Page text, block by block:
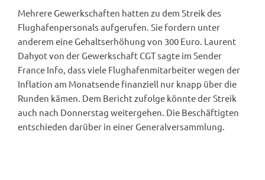
Mehrere Gewerkschaften hatten zu dem Streik des
Flughafenpersonals aufgerufen. Sie fordern unter
anderem eine Gehaltserhöhung von 300 Euro. Laurent
Dahyot von der Gewerkschaft CGT sagte im Sender
France Info, dass viele Flughafenmitarbeiter wegen der
Inflation am Monatsende finanziell nur knapp über die
Runden kämen. Dem Bericht zufolge könnte der Streik
auch nach Donnerstag weitergehen. Die Beschäftigten
entschieden darüber in einer Generalversammlung.